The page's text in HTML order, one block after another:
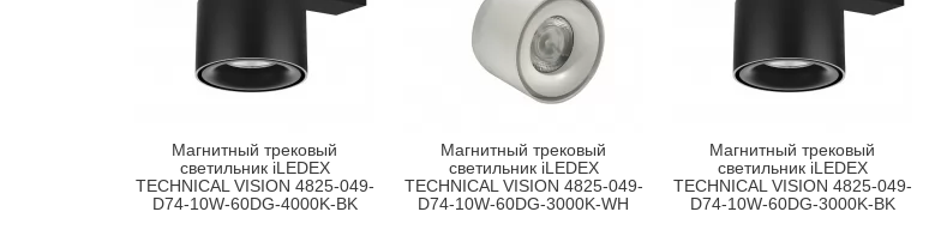
Магнитный трековый
светильник iLEDEX
TECHNICAL VISION 4825-049-
D74-10W-60DG-4000K-BK
Магнитный трековый
светильник iLEDEX
TECHNICAL VISION 4825-049-
D74-10W-60DG-3000K-WH
Магнитный трековый
светильник iLEDEX
TECHNICAL VISION 4825-049-
D74-10W-60DG-3000K-BK